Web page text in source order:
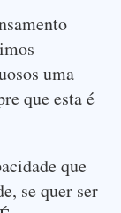
uma
que esta é
que
se quer ser